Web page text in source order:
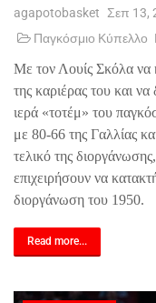
agapotobasket Σεπ 13,
Παγκόσμιο Κύπελλο
Με τον Λουίς Σκόλα να
της καριέρας του και να
ιερά «τοτέμ» του
με 80-66 της Γαλλίας
τελικό της
επιχειρήσουν να
διοργάνωση του 1950.
Read more...